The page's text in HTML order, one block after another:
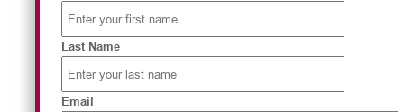
Last Name
Email